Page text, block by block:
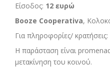
Είσοδος: 12 ευρώ
Booze Cooperativa,
Για πληροφορίες/ κρατήσεις:
Η παράσταση είναι
μετακίνηση του κοινού.